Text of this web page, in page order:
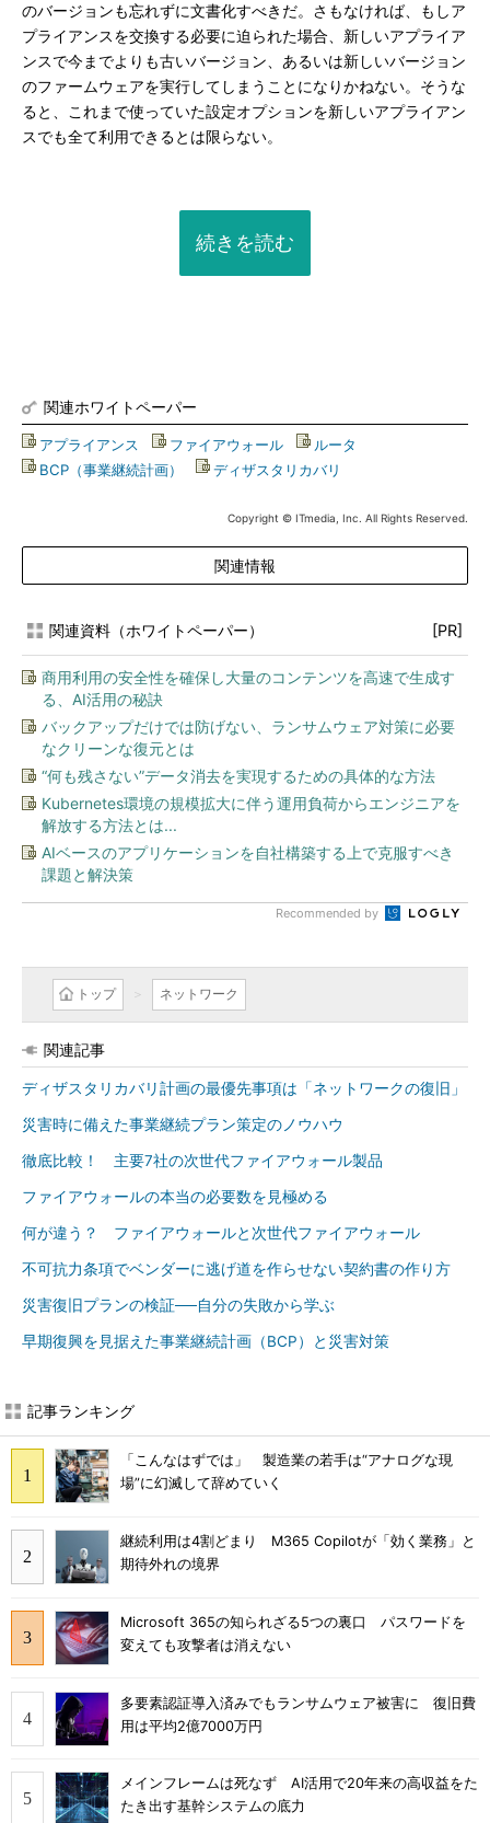
のバージョンも忘れずに文書化すべきだ。さもなければ、もしア
プライアンスを交換する必要に迫られた場合、新しいアプライア
ンスで今までよりも古いバージョン、あるいは新しいバージョン
のファームウェアを実行してしまうことになりかねない。そうな
ると、これまで使っていた設定オプションを新しいアプライアン
スでも全て利用できるとは限らない。
続きを読む
関連ホワイトペーパー
アプライアンス ファイアウォール ルータ
BCP（事業継続計画）
ディザスタリカバリ
Copyright © ITmedia, Inc. All Rights Reserved.
関連情報
関連資料（ホワイトペーパー） [PR]
商用利用の安全性を確保し大量のコンテンツを高速で生成す
る、AI活用の秘訣
バックアップだけでは防げない、ランサムウェア対策に必要
なクリーンな復元とは
“何も残さない”データ消去を実現するための具体的な方法
Kubernetes環境の規模拡大に伴う運用負荷からエンジニアを
解放する方法とは...
AIベースのアプリケーションを自社構築する上で克服すべき
課題と解決策
Recommended by
トップ ネットワーク
関連記事
ディザスタリカバリ計画の最優先事項は「ネットワークの復旧」
災害時に備えた事業継続プラン策定のノウハウ
徹底比較！ 主要7社の次世代ファイアウォール製品
ファイアウォールの本当の必要数を見極める
何が違う？ ファイアウォールと次世代ファイアウォール
不可抗力条項でベンダーに逃げ道を作らせない契約書の作り方
災害復旧プランの検証──自分の失敗から学ぶ
早期復興を見据えた事業継続計画（BCP）と災害対策
記事ランキング
「こんなはずでは」 製造業の若手は“アナログな現
場”に幻滅して辞めていく
継続利用は4割どまり M365 Copilotが「効く業務」と
期待外れの境界
Microsoft 365の知られざる5つの裏口 パスワードを
変えても攻撃者は消えない
多要素認証導入済みでもランサムウェア被害に 復旧費
用は平均2億7000万円
メインフレームは死なず AI活用で20年来の高収益をた
たき出す基幹システムの底力